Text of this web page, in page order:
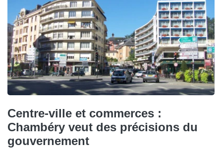
Centre-ville et commerces :
Chambéry veut des précisions du
gouvernement